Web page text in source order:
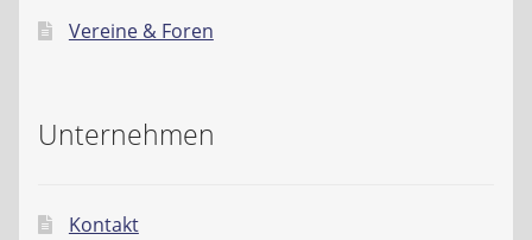
Vereine & Foren
Unternehmen
Kontakt